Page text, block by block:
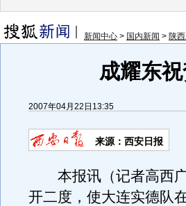
新闻中心 > 国内新闻 > 陕
成耀东
2007年04月22日13:35
来源：西安日报
本报讯（记者高西广
开二度，使大连实德队